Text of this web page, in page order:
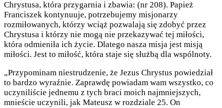
Chrystusa, która przygarnia i zbawia: (nr 208). Papież
Franciszek kontynuuje, potrzebujemy misjonarzy
rozmiłowanych, którzy wciąż pozwalają się zdobyć przez
Chrystusa i którzy nie mogą nie przekazywać tej miłości,
która odmieniła ich życie. Dlatego nasza misja jest misją
miłości. Jest to miłość, która staje się służbą dla wspólnoty.
„Przypominam niestrudzenie, że Jezus Chrystus powiedział
to bardzo wyraźnie. Zaprawdę powiadam wam wszystko, co
uczyniliście jednemu z tych braci moich najmniejszych,
mnieście uczynili, jak Mateusz w rozdziale 25. On